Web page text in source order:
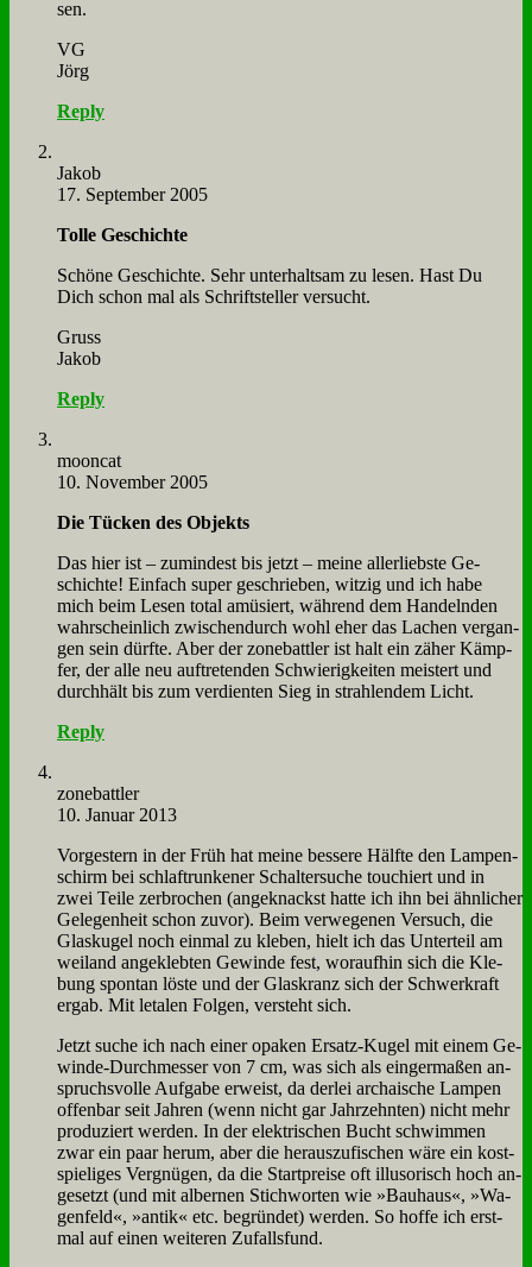
sen.
VG
Jörg
Reply
Ja­kob
17. September 2005
Tol­le Ge­schich­te
Schö­ne Ge­schich­te. Sehr un­ter­halt­sam zu le­sen. Hast Du
Dich schon mal als Schrift­stel­ler ver­sucht.
Gruss
Ja­kob
Reply
moon­cat
10. November 2005
Die Tücken des Ob­jekts
Das hier ist – zu­min­dest bis jetzt – mei­ne al­ler­lieb­ste Ge­
schich­te! Ein­fach su­per ge­schrie­ben, wit­zig und ich ha­be
mich beim Le­sen to­tal amü­siert, wäh­rend dem Han­deln­den
wahr­schein­lich zwi­schen­durch wohl eher das La­chen ver­gan­
gen sein dürf­te. Aber der zone­batt­ler ist halt ein zä­her Kämp­
fer, der al­le neu auf­tre­ten­den Schwie­rig­kei­ten mei­stert und
durch­hält bis zum ver­dien­ten Sieg in strah­len­dem Licht.
Reply
zone­batt­ler
10. Januar 2013
Vor­ge­stern in der Früh hat mei­ne bes­se­re Hälf­te den Lam­pen­
schirm bei schlaf­trun­ke­ner Schal­ter­su­che tou­chiert und in
zwei Tei­le zer­bro­chen (an­ge­knackst hat­te ich ihn bei ähn­li­cher
Ge­le­gen­heit schon zu­vor). Beim ver­we­ge­nen Ver­such, die
Glas­ku­gel noch ein­mal zu kle­ben, hielt ich das Un­ter­teil am
wei­land an­ge­kleb­ten Ge­win­de fest, wor­auf­hin sich die Kle­
bung spon­tan lö­ste und der Glas­kranz sich der Schwer­kraft
er­gab. Mit le­ta­len Fol­gen, ver­steht sich.
Jetzt su­che ich nach ei­ner opa­ken Er­satz-Ku­gel mit ei­nem Ge­
win­de-Durch­mes­ser von 7 cm, was sich als ein­ger­ma­ßen an­
spruchs­vol­le Auf­ga­be er­weist, da der­lei ar­chai­sche Lam­pen
of­fen­bar seit Jah­ren (wenn nicht gar Jahr­zehn­ten) nicht mehr
pro­du­ziert wer­den. In der elek­tri­schen Bucht schwim­men
zwar ein paar her­um, aber die her­aus­zu­fi­schen wä­re ein kost­
spie­li­ges Ver­gnü­gen, da die Start­prei­se oft il­lu­so­risch hoch an­
ge­setzt (und mit al­ber­nen Stich­wor­ten wie »Bau­haus«, »Wa­
gen­feld«, »an­tik« etc. be­grün­det) wer­den. So hof­fe ich erst­
mal auf ei­nen wei­te­ren Zu­falls­fund.